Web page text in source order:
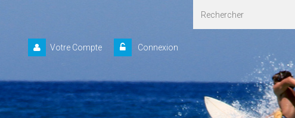
Connexion
Votre Compte